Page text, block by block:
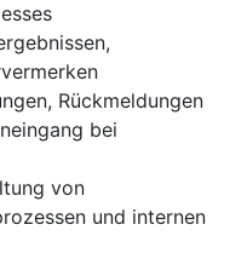
Rückmeldungen
bei
von
und internen